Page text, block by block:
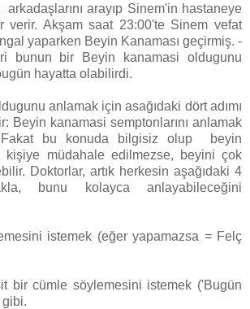
arayıp Sinem'in hastaneye
verir. Akşam saat 23:00'te Sinem vefat
yaparken Beyin Kanaması geçirmiş. -
bunun bir Beyin kanamasi oldugunu
hayatta olabilirdi.
anlamak için asağıdaki dört adımı
Beyin kanamasi semptonlarını anlamak
bu konuda bilgisiz olup beyin
kişiye müdahale edilmezse, beyini çok
Doktorlar, artık herkesin aşağıdaki 4
bunu kolayca anlayabileceğini
istemek (eğer yapamazsa = Felç
bir cümle söylemesini istemek ('Bugün